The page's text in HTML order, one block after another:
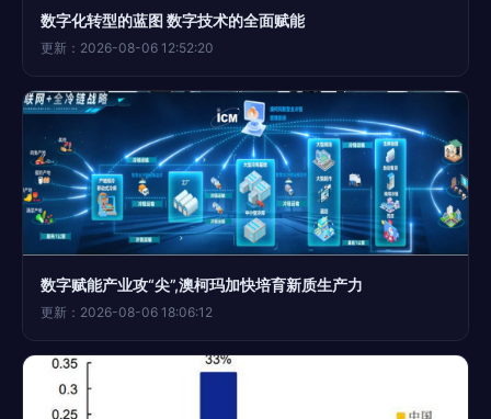
数字化转型的蓝图 数字技术的全面赋能
更新：2026-08-06 12:52:20
数字赋能产业攻“尖”,澳柯玛加快培育新质生产力
更新：2026-08-06 18:06:12